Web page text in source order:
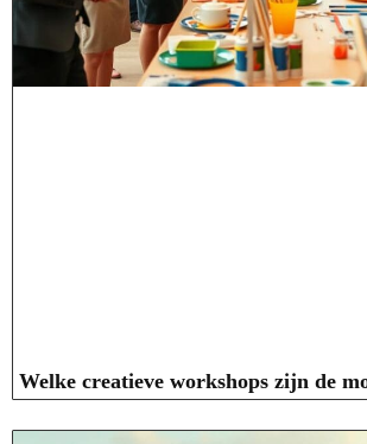
Welke creatieve workshops zijn de